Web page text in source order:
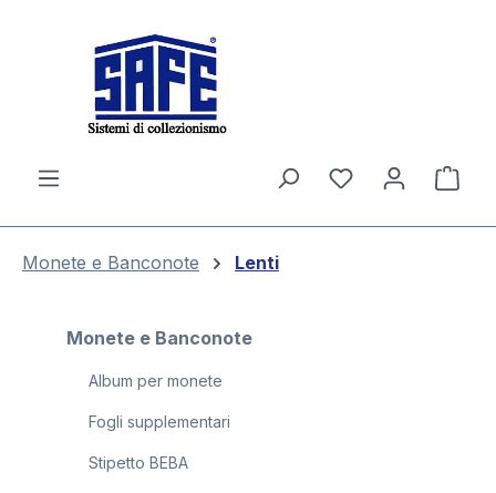
Il
Monete e Banconote Lenti
Monete e Banconote
Album per monete
Fogli supplementari
Stipetto BEBA